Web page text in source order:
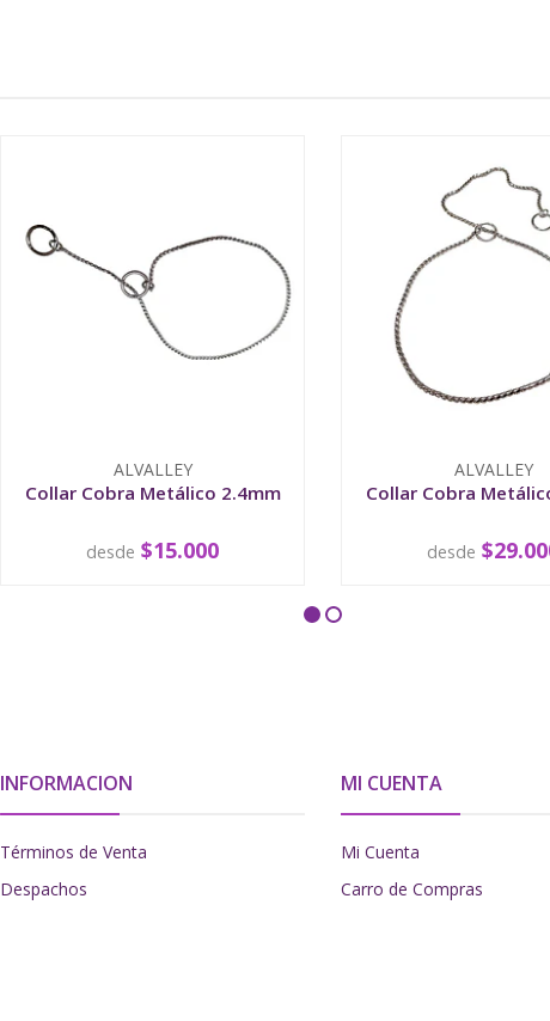
ALVALLEY
Collar Cobra Metálico 2.4mm
VER OPCIONES
desde $15.000
ALVALLEY
Collar Cobra
VER
desde
INFORMACION
Términos de Venta
Despachos
MI CUENTA
Mi Cuenta
Carro de Compras